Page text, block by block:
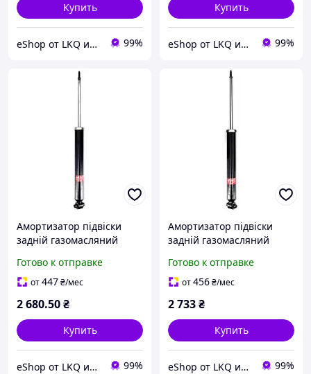
Купить
eShop от LKQ интернет-магазин автозапчастей 99%
Купить
eShop от LKQ интернет-магазин автозапчастей 99%
Амортизатор підвіски
задній газомасляний
C4 I-II 00-25р Kyb 344408
Готово к отправке
от447₴/мес
2 680.50₴
Купить
eShop от LKQ интернет-магазин автозапчастей 99%
Амортизатор підвіски
задній газомасляний
Citroen C4 I 00-15р Kyb
344407
Готово к отправке
от456₴/мес
2 733₴
Купить
eShop от LKQ интернет-магазин автозапчастей 99%